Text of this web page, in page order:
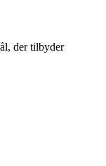
der tilbyder